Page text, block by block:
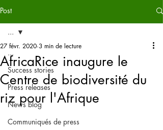
Post
...
Success stories
Press releases
News blog
Communiqués de press
...
AfricaRice inaugure le
Centre de biodiversité du
riz pour l'Afrique
27 févr. 2020 3 min de lecture